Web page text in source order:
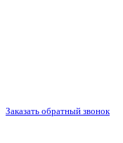
Заказать обратный звонок